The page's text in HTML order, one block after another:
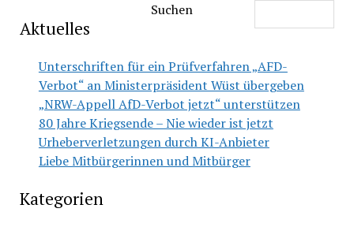
Suchen
Aktuelles
Unterschriften für ein Prüfverfahren „AFD-
Verbot“ an Ministerpräsident Wüst übergeben
„NRW-Appell AfD-Verbot jetzt“ unterstützen
80 Jahre Kriegsende – Nie wieder ist jetzt
Urheberverletzungen durch KI-Anbieter
Liebe Mitbürgerinnen und Mitbürger
Kategorien